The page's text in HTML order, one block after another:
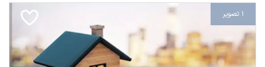
1 تصویر